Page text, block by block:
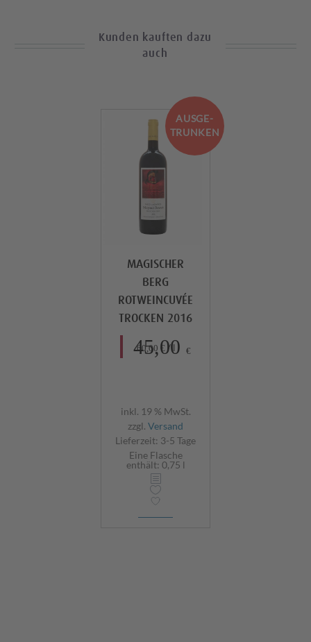
Kunden kauften dazu
auch
AUSGE-
TRUNKEN
MAGISCHER
BERG
ROTWEINCUVÉE
TROCKEN 2016
45,00 €
60,00 € /l
inkl. 19 % MwSt.
zzgl. Versand
Lieferzeit: 3-5 Tage
Eine Flasche
enthält: 0,75 l